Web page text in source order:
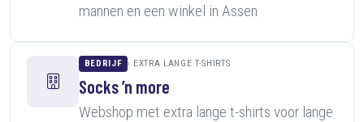
mannen en een winkel in Assen
BEDRIJF EXTRA LANGE T-SHIRTS
Socks ’n more
Webshop met extra lange t-shirts voor lange